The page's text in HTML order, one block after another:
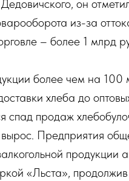
он
из-за
– более 1 млрд
более чем на 100
хлеба до
продаж
Предприятия
продукции
«Льста»,